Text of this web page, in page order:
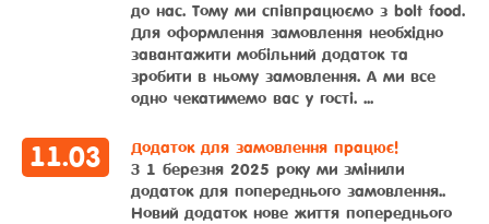
до нас. Тому ми співпрацюємо з bolt food.
Для оформлення замовлення необхідно
завантажити мобільний додаток та
зробити в ньому замовлення. А ми все
одно чекатимемо вас у гості. ...
11.03
Додаток для замовлення працює!
З 1 березня 2025 року ми змінили
додаток для попереднього замовлення..
Новий додаток нове життя попереднього